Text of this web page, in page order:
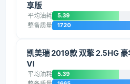
享版
平均油耗 5.39
整备质量 1720
凯美瑞 2019款 双擎 2.5HG 豪
VI
平均油耗 5.39